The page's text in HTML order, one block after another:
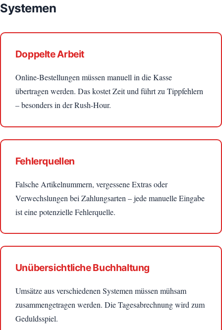
Systemen
Doppelte Arbeit
Online-Bestellungen müssen manuell in die Kasse
übertragen werden. Das kostet Zeit und führt zu Tippfehlern
– besonders in der Rush-Hour.
Fehlerquellen
Falsche Artikelnummern, vergessene Extras oder
Verwechslungen bei Zahlungsarten – jede manuelle Eingabe
ist eine potenzielle Fehlerquelle.
Unübersichtliche Buchhaltung
Umsätze aus verschiedenen Systemen müssen mühsam
zusammengetragen werden. Die Tagesabrechnung wird zum
Geduldsspiel.